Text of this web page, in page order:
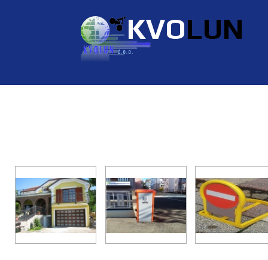
KVOLUN